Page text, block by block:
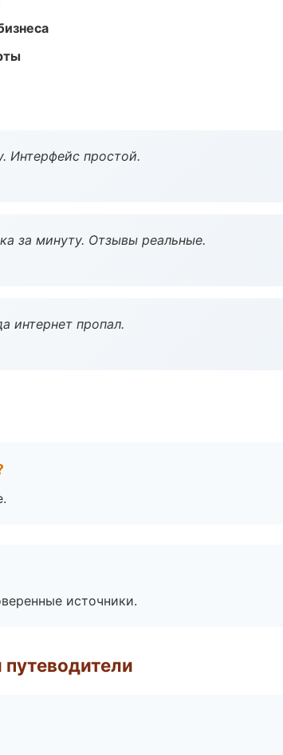
Интерфейс простой.
за минуту. Отзывы реальные.
интернет пропал.
источники.